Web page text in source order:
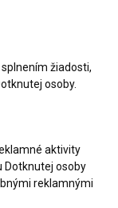
žiadosti,
osoby.
aktivity
Dotknutej osoby
reklamnými